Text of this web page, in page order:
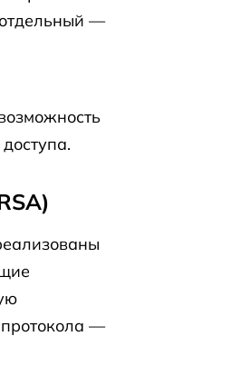
—
протокола —